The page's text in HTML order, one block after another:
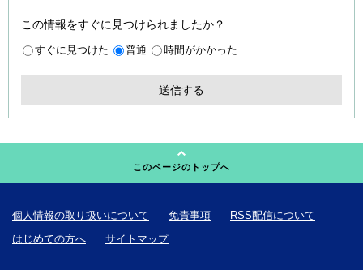
この情報をすぐに見つけられましたか？
すぐに見つけた 普通 時間がかかった
このページのトップへ
個人情報の取り扱いについて 免責事項
RSS配信について
はじめての方へ
サイトマップ